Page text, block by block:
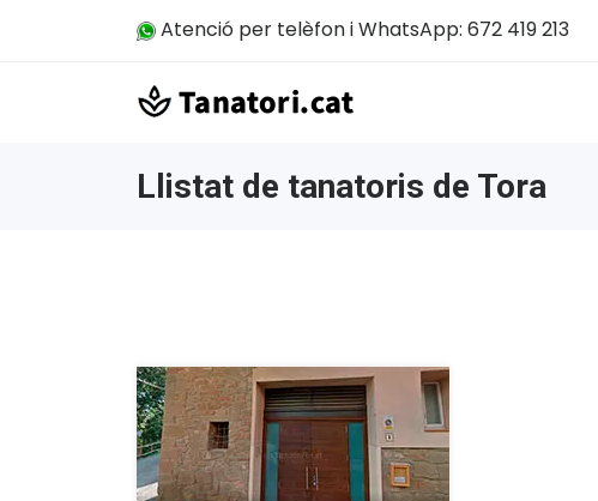
Atenció per telèfon i WhatsApp: 672 419 213
Llistat de tanatoris de Tora